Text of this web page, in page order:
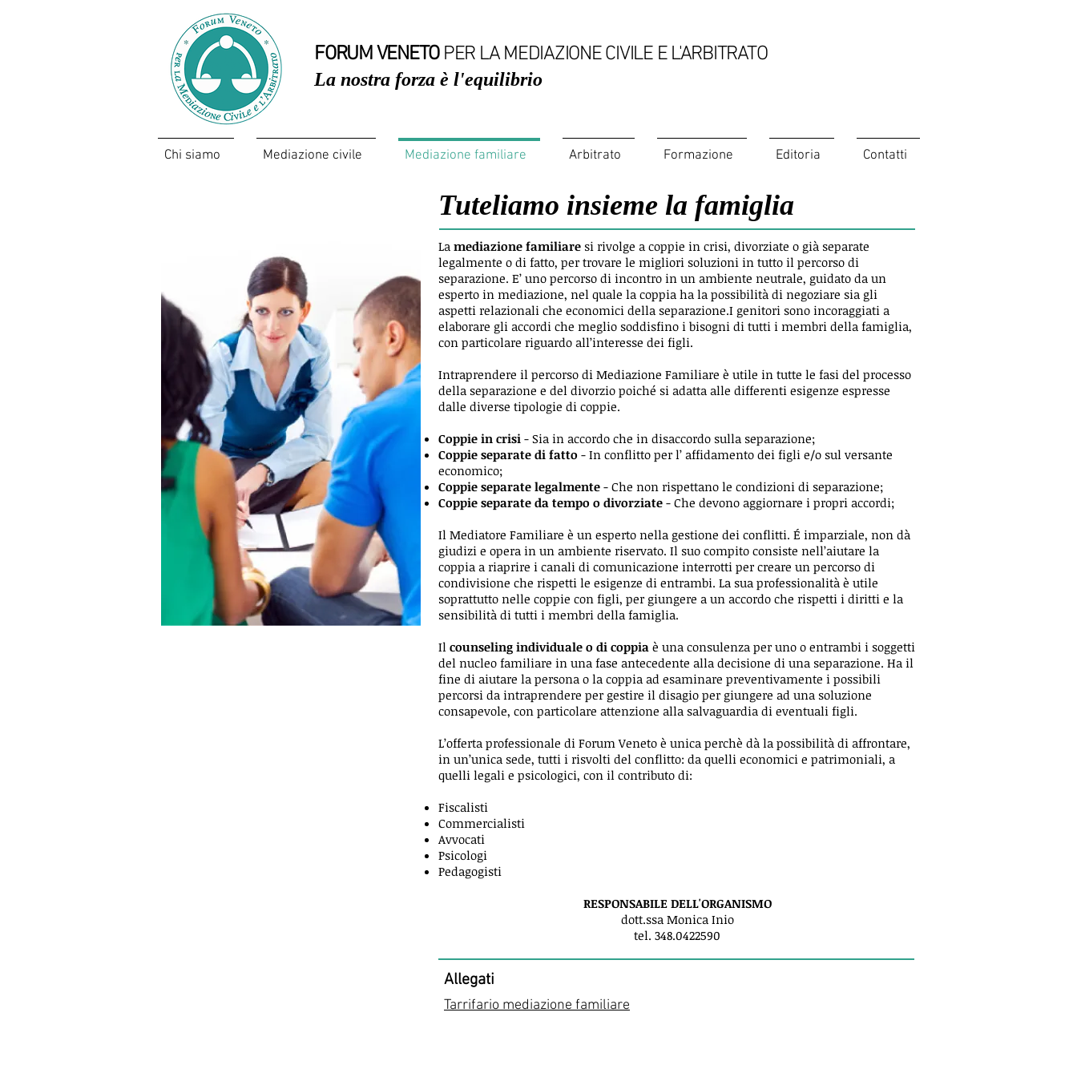
FORUM VENETOPER LA MEDIAZIONE CIVILE E L'ARBITRATO
La nostra forza è l'equilibrio
Chi siamo Mediazione civile Mediazione familiare Arbitrato Formazione Editoria Contatti
Tuteliamo insieme la famiglia
La mediazione familiare si rivolge a coppie in crisi, divorziate o già separate
legalmente o di fatto, per trovare le migliori soluzioni in tutto il percorso di
separazione. E’ uno percorso di incontro in un ambiente neutrale, guidato da un
esperto in mediazione, nel quale la coppia ha la possibilità di negoziare sia gli
aspetti relazionali che economici della separazione.I genitori sono incoraggiati a
elaborare gli accordi che meglio soddisfino i bisogni di tutti i membri della famiglia,
con particolare riguardo all’interesse dei figli.
Intraprendere il percorso di Mediazione Familiare è utile in tutte le fasi del processo
della separazione e del divorzio poiché si adatta alle differenti esigenze espresse
dalle diverse tipologie di coppie.
Coppie in crisi - Sia in accordo che in disaccordo sulla separazione;
Coppie separate di fatto - In conflitto per l’ affidamento dei figli e/o sul versante
economico;
Coppie separate legalmente - Che non rispettano le condizioni di separazione;
Coppie separate da tempo o divorziate - Che devono aggiornare i propri accordi;
Il Mediatore Familiare è un esperto nella gestione dei conflitti. É imparziale, non dà
giudizi e opera in un ambiente riservato. Il suo compito consiste nell’aiutare la
coppia a riaprire i canali di comunicazione interrotti per creare un percorso di
condivisione che rispetti le esigenze di entrambi. La sua professionalità è utile
soprattutto nelle coppie con figli, per giungere a un accordo che rispetti i diritti e la
sensibilità di tutti i membri della famiglia.
Il counseling individuale o di coppia è una consulenza per uno o entrambi i soggetti
del nucleo familiare in una fase antecedente alla decisione di una separazione. Ha il
fine di aiutare la persona o la coppia ad esaminare preventivamente i possibili
percorsi da intraprendere per gestire il disagio per giungere ad una soluzione
consapevole, con particolare attenzione alla salvaguardia di eventuali figli.
L’offerta professionale di Forum Veneto è unica perchè dà la possibilità di affrontare,
in un’unica sede, tutti i risvolti del conflitto: da quelli economici e patrimoniali, a
quelli legali e psicologici, con il contributo di:
Fiscalisti
Commercialisti
Avvocati
Psicologi
Pedagogisti
RESPONSABILE DELL'ORGANISMO
dott.ssa Monica Inio
tel. 348.0422590
Allegati
Tarrifario mediazione familiare